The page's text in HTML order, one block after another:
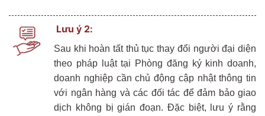
Lưu ý 2:
Sau khi hoàn tất thủ tục thay đổi người đại diện
theo pháp luật tại Phòng đăng ký kinh doanh,
doanh nghiệp cần chủ động cập nhật thông tin
với ngân hàng và các đối tác để đảm bảo giao
dịch không bị gián đoạn. Đặc biệt, lưu ý rằng